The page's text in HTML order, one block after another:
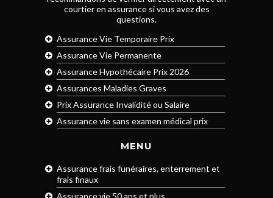
courtier en assurance si vous avez des
questions.
Assurance Vie Temporaire Prix
Assurance Vie Permanente
Assurance Hypothécaire Prix 2026
Assurances Maladies Graves
Prix Assurance Invalidité ou Salaire
Assurance vie sans examen médical prix
MENU
Assurance frais funéraires, enterrement et
frais finaux
Assurance vie 50 ans et plus